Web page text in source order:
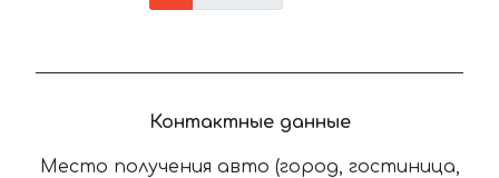
Контактные данные
Место получения авто (город, гостиница,